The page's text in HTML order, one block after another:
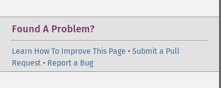
Found A Problem?
Learn How To Improve This Page • Submit a Pull
Request • Report a Bug